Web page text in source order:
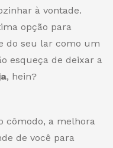
à vontade.
opção para
do seu lar como um
esqueça de deixar a
, hein?
cômodo, a melhora
de você para